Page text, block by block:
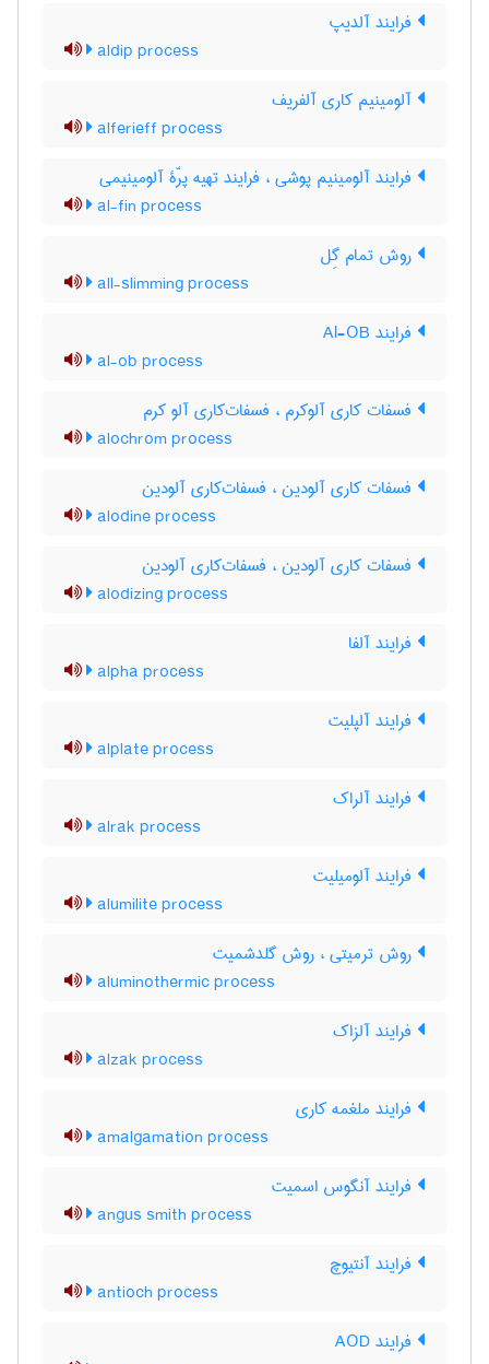
فرایند آلدیپ
aldip process
آلومینیم کاری آلفریف
alferieff process
فرایند آلومینیم پوشی ، فرایند تهیه پرّۀ آلومینیمی
al-fin process
روش تمام گِل
all-slimming process
فرایند Al-OB
al-ob process
فسفات کاری آلوکرم ، فسفات‌کاری آلو کرم
alochrom process
فسفات کاری آلودین ، فسفات‌کاری آلودین
alodine process
فسفات کاری آلودین ، فسفات‌کاری آلودین
alodizing process
فرایند آلفا
alpha process
فرایند آلپلیت
alplate process
فرایند آلراک
alrak process
فرایند آلومیلیت
alumilite process
روش ترمیتی ، روش گلدشمیت
aluminothermic process
فرایند آلزاک
alzak process
فرایند ملغمه کاری
amalgamation process
فرایند آنگوس اسمیت
angus smith process
فرایند آنتیوچ
antioch process
فرایند AOD